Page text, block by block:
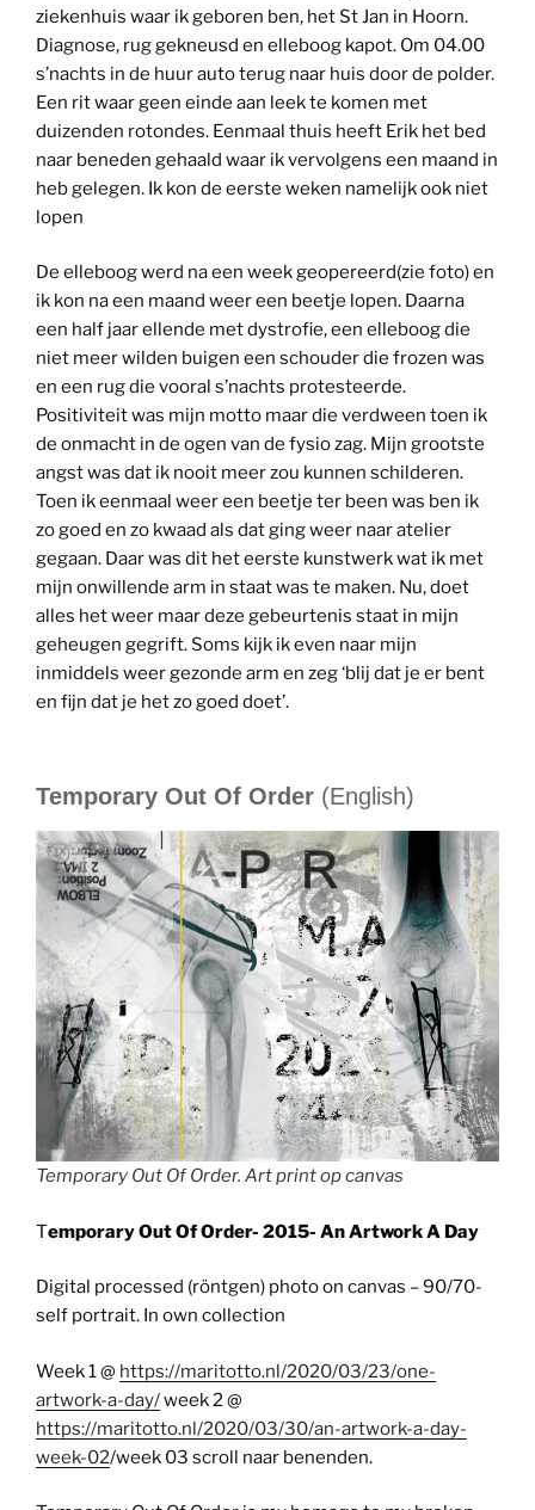
ziekenhuis waar ik geboren ben, het St Jan in Hoorn.
Diagnose, rug gekneusd en elleboog kapot. Om 04.00
s’nachts in de huur auto terug naar huis door de polder.
Een rit waar geen einde aan leek te komen met
duizenden rotondes. Eenmaal thuis heeft Erik het bed
naar beneden gehaald waar ik vervolgens een maand in
heb gelegen. Ik kon de eerste weken namelijk ook niet
lopen
De elleboog werd na een week geopereerd(zie foto) en
ik kon na een maand weer een beetje lopen. Daarna
een half jaar ellende met dystrofie, een elleboog die
niet meer wilden buigen een schouder die frozen was
en een rug die vooral s’nachts protesteerde.
Positiviteit was mijn motto maar die verdween toen ik
de onmacht in de ogen van de fysio zag. Mijn grootste
angst was dat ik nooit meer zou kunnen schilderen.
Toen ik eenmaal weer een beetje ter been was ben ik
zo goed en zo kwaad als dat ging weer naar atelier
gegaan. Daar was dit het eerste kunstwerk wat ik met
mijn onwillende arm in staat was te maken. Nu, doet
alles het weer maar deze gebeurtenis staat in mijn
geheugen gegrift. Soms kijk ik even naar mijn
inmiddels weer gezonde arm en zeg ‘blij dat je er bent
en fijn dat je het zo goed doet’.
Temporary Out Of Order (English)
Temporary Out Of Order. Art print op canvas
Temporary Out Of Order- 2015- An Artwork A Day
Digital processed (röntgen) photo on canvas – 90/70-
self portrait. In own collection
Week 1 @ https://maritotto.nl/2020/03/23/one-
artwork-a-day/week 2 @
https://maritotto.nl/2020/03/30/an-artwork-a-day-
week-02/week 03 scroll naar benenden.